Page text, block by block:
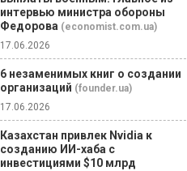
интервью министра обороны
Федорова (economist.com.ua)
17.06.2026
6 незаменимых книг о создании
организаций (founder.ua)
17.06.2026
Казахстан привлек Nvidia к
созданию ИИ-хаба с
инвестициями $10 млрд